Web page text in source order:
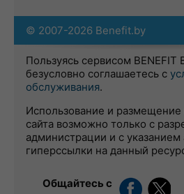
© 2007-2026 Benefit.by
Пользуясь сервисом BENEFIT
безусловно соглашаетесь с
обслуживания.
Использование и размещение
сайта возможно только с
администрации и с указанием
гиперссылки на данный
Общайтесь с